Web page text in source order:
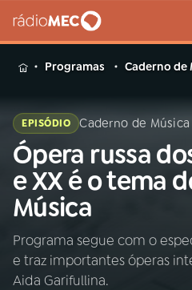
MENU
Buscar
na
Rádio
MEC
Buscar
Início
Programas Caderno de
EPISÓDIO Caderno de Música
Ópera russa
e XX é o tema
Música
Programa segue com o
e traz importantes óperas
Aida Garifullina.